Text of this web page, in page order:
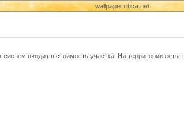
wallpaper.ribca.net
входит в стоимость участка. На территории